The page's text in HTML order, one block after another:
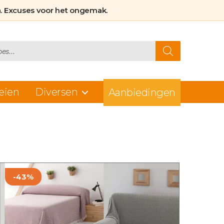
voor het ongemak.
Diversen Aanbiedingen
-43%
Dit
product
heeft
meerdere